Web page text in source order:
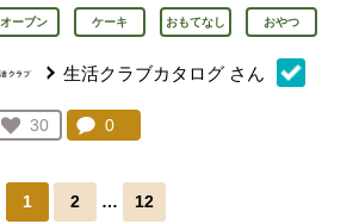
オーブン ケーキ おもてなし おやつ
生活クラブカタログ さん
お気に入り登録：
30
人が登録
コメント：
0
1 2 … 12